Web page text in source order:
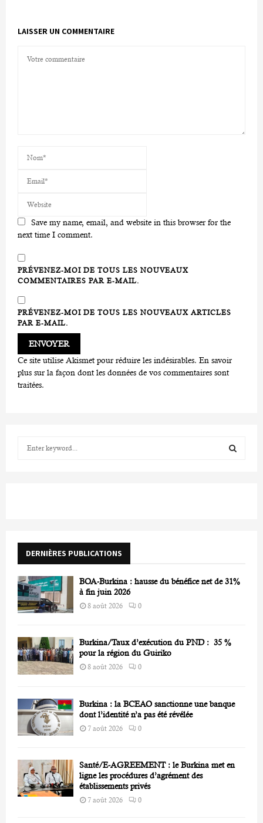
LAISSER UN COMMENTAIRE
Save my name, email, and website in this browser for the
next time I comment.
PRÉVENEZ-MOI DE TOUS LES NOUVEAUX
COMMENTAIRES PAR E-MAIL.
PRÉVENEZ-MOI DE TOUS LES NOUVEAUX ARTICLES
PAR E-MAIL.
Ce site utilise Akismet pour réduire les indésirables. En savoir
plus sur la façon dont les données de vos commentaires sont
traitées.
r
DERNIÈRES PUBLICATIONS
BOA-Burkina : hausse du bénéfice net de 31%
à fin juin 2026
8 août 2026 0
Burkina/Taux d’exécution du PND : 35 %
pour la région du Guiriko
8 août 2026 0
Burkina : la BCEAO sanctionne une banque
dont l’identité n’a pas été révélée
7 août 2026 0
Santé/E-AGREEMENT : le Burkina met en
ligne les procédures d’agrément des
établissements privés
7 août 2026 0